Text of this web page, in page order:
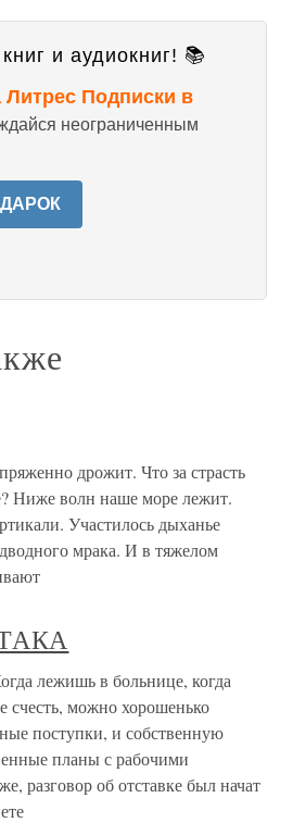
и аудиокниг! 📚
Литрес Подписки в
неограниченным
дрожит. Что за страсть
Ниже волн наше море лежит.
Участилось дыханье
мрака. И в тяжелом
лежишь в больнице, когда
счесть, можно хорошенько
поступки, и собственную
планы с рабочими
разговор об отставке был начат